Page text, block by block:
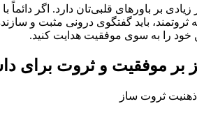
بر باورهای قلبی‌تان دارد. اگر
ثروتمند، باید گفتگوی درونی مثبت و
خود را به سوی موفقیت هدایت کنید.
بر موفقیت و ثروت برای